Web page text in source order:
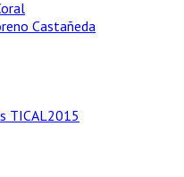
Castañeda
TICAL2015